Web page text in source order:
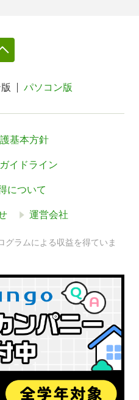
パソコン版
基本方針
イドライン
について
運営会社
グラムによる収益を得ていま